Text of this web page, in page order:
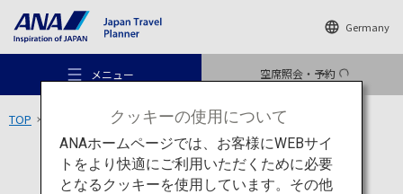
Germany
メニュー 空席照会・予約
TOP 霧島温泉郷
宿泊 鹿児島
クッキーの使用について
ANAホームページでは、お客様にWEBサイ
トをより快適にご利用いただくために必要
となるクッキーを使用しています。その他